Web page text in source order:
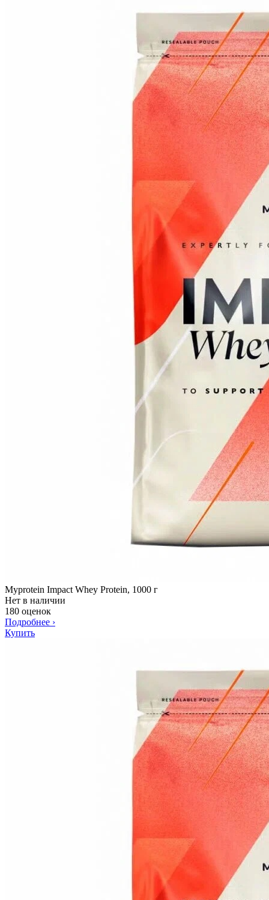
Myprotein Impact Whey Protein, 1000 г
Нет в наличии
180 оценок
Подробнее ›
Купить